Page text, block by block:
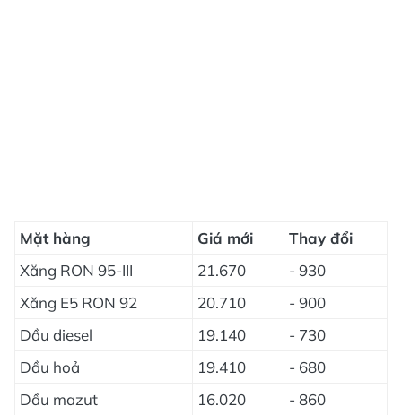
Mặt hàng Giá mới
Thay đổi
Xăng RON 95-III
21.670
- 930
Xăng E5 RON 92
20.710
- 900
Dầu diesel
19.140
- 730
Dầu hoả
19.410
- 680
Dầu mazut
16.020 - 860